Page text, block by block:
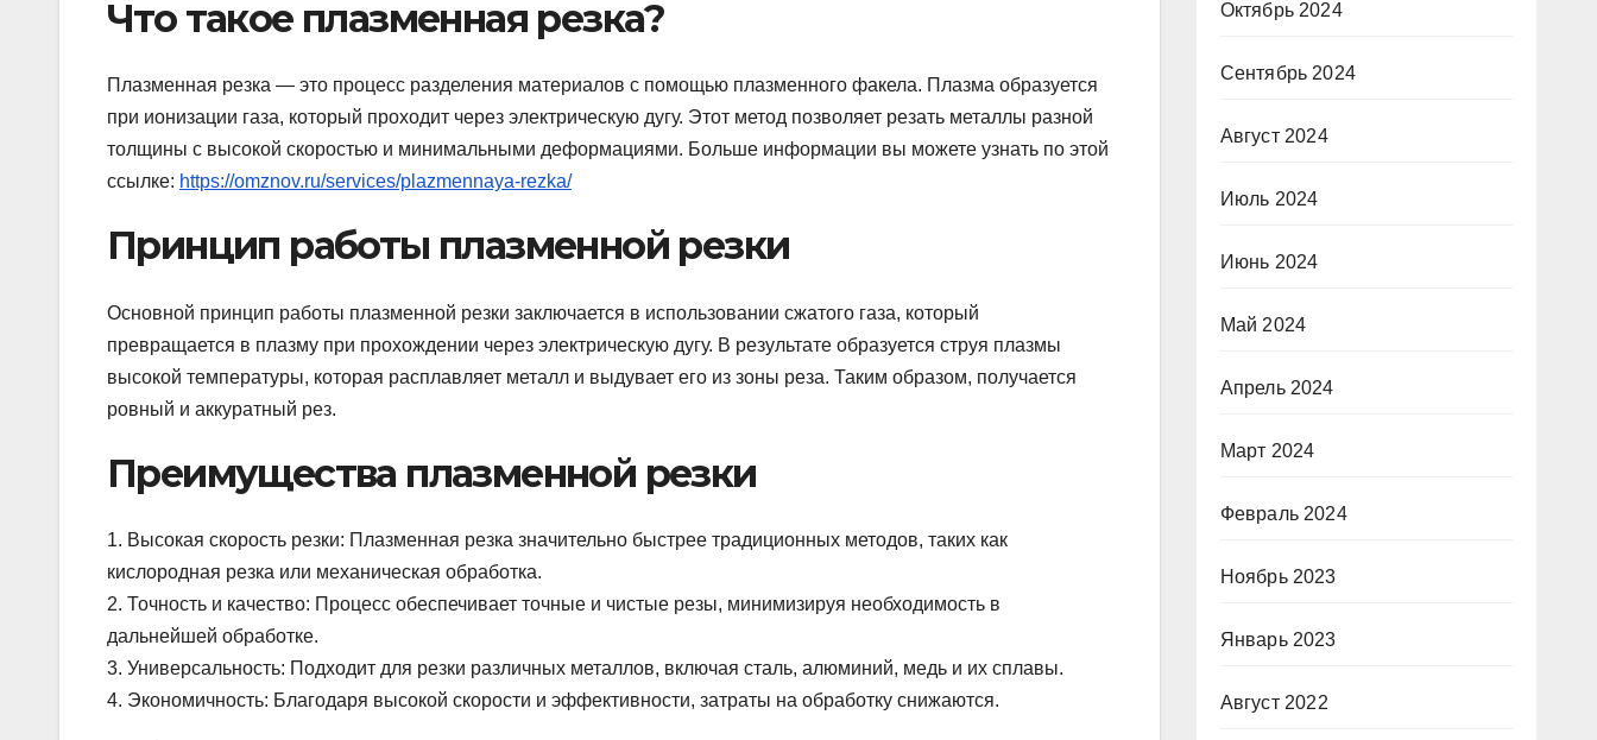
Что такое плазменная резка?
Плазменная резка — это процесс разделения материалов с помощью плазменного факела. Плазма образуется
при ионизации газа, который проходит через электрическую дугу. Этот метод позволяет резать металлы разной
толщины с высокой скоростью и минимальными деформациями. Больше информации вы можете узнать по этой
ссылке: https://omznov.ru/services/plazmennaya-rezka/
Принцип работы плазменной резки
Основной принцип работы плазменной резки заключается в использовании сжатого газа, который
превращается в плазму при прохождении через электрическую дугу. В результате образуется струя плазмы
высокой температуры, которая расплавляет металл и выдувает его из зоны реза. Таким образом, получается
ровный и аккуратный рез.
Преимущества плазменной резки
1. Высокая скорость резки: Плазменная резка значительно быстрее традиционных методов, таких как
кислородная резка или механическая обработка.
2. Точность и качество: Процесс обеспечивает точные и чистые резы, минимизируя необходимость в
дальнейшей обработке.
3. Универсальность: Подходит для резки различных металлов, включая сталь, алюминий, медь и их сплавы.
4. Экономичность: Благодаря высокой скорости и эффективности, затраты на обработку снижаются.
Октябрь 2024
Сентябрь 2024
Август 2024
Июль 2024
Июнь 2024
Май 2024
Апрель 2024
Март 2024
Февраль 2024
Ноябрь 2023
Январь 2023
Август 2022